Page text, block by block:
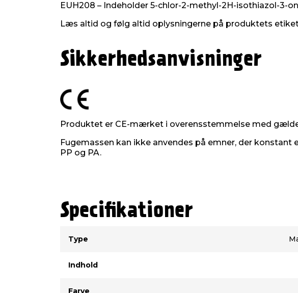
EUH208 – Indeholder 5-chlor-2-methyl-2H-isothiazol-3-
Læs altid og følg altid oplysningerne på produktets
Sikkerhedsanvisninger
Produktet er CE-mærket i overensstemmelse med
Fugemassen kan ikke anvendes på emner, der
PP og PA.
Specifikationer
Type
Indhold
Farve